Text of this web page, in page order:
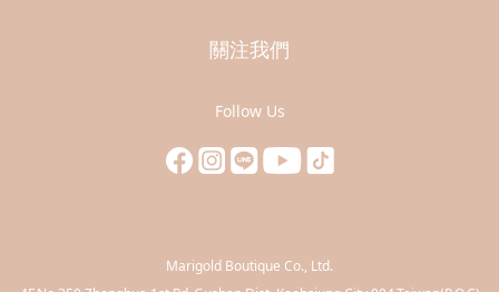
關注我們
Follow Us
Marigold Boutique Co., Ltd.